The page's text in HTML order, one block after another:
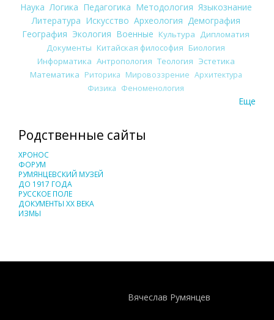
Наука Логика Педагогика Методология Языкознание
Литература Искусство Археология Демография
География Экология Военные Культура
Дипломатия
Документы Китайская философия Биология
Информатика Антропология Теология Эстетика
Математика Риторика Мировоззрение Архитектура
Физика Феноменология
Еще
Родственные сайты
ХРОНОС
ФОРУМ
РУМЯНЦЕВСКИЙ МУЗЕЙ
ДО 1917 ГОДА
РУССКОЕ ПОЛЕ
ДОКУМЕНТЫ XX ВЕКА
ИЗМЫ
Вячеслав Румянцев